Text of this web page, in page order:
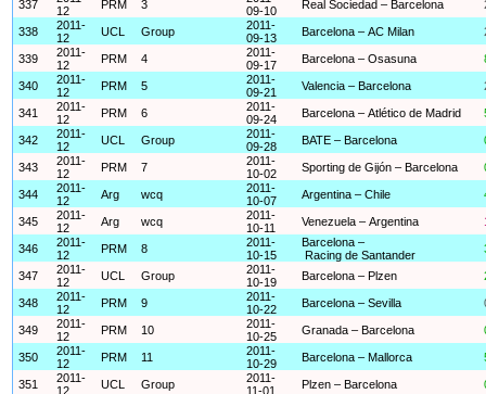
337
12
PRM 3
09-10
Real Sociedad – Barcelona
338
2011-
12
UCL Group
2011-
09-13
Barcelona – AC Milan
339
2011-
12
PRM 4
2011-
09-17
Barcelona – Osasuna
340
2011-
12
PRM 5
2011-
09-21
Valencia – Barcelona
341
2011-
12
PRM 6
2011-
09-24
Barcelona – Atlético de Madrid
342
2011-
12
UCL Group
2011-
09-28
BATE – Barcelona
343
2011-
12
PRM 7
2011-
10-02
Sporting de Gijón – Barcelona
344
2011-
12
Arg wcq
2011-
10-07
Argentina – Chile
345
2011-
12
Arg wcq
2011-
10-11
Venezuela – Argentina
346
2011-
12
PRM 8
2011-
10-15
Barcelona –
Racing de Santander
347
2011-
12
UCL Group
2011-
10-19
Barcelona – Plzen
348
2011-
12
PRM 9
2011-
10-22
Barcelona – Sevilla
349
2011-
12
PRM 10
2011-
10-25
Granada – Barcelona
350
2011-
12
PRM 11
2011-
10-29
Barcelona – Mallorca
351
2011-
12
UCL Group
2011-
11-01
Plzen – Barcelona